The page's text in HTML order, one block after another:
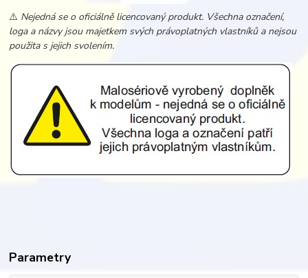
⚠️ Nejedná se o oficiálně licencovaný produkt. Všechna označení,
loga a názvy jsou majetkem svých právoplatných vlastníků a nejsou
použita s jejich svolením.
Parametry